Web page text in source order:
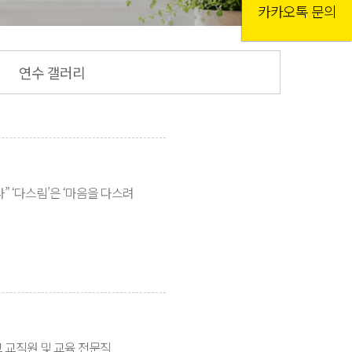
연수 갤러리
다스림’은 ‘마음을 다스려
교직원 및 교육 전문직
카카오톡 문의